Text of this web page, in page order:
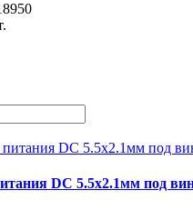
DC 5.5x2.1мм под